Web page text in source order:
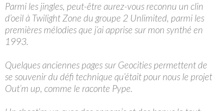
Parmi les jingles, peut-être aurez-vous reconnu un clin
d’oeil à Twilight Zone du groupe 2 Unlimited, parmi les
premières mélodies que j’ai apprise sur mon synthé en
1993.
Quelques anciennes pages sur Geocities permettent de
se souvenir du défi technique qu’était pour nous le projet
Out’m up, comme le raconte Pype.